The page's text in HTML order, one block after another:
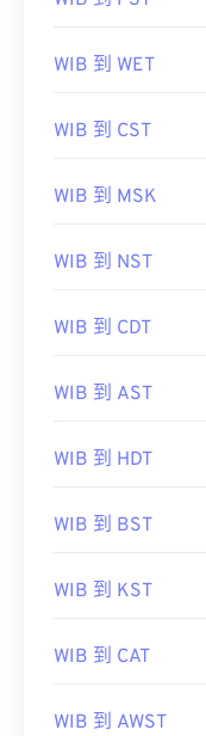
WIB 到 WET
WIB 到 CST
WIB 到 MSK
WIB 到 NST
WIB 到 CDT
WIB 到 AST
WIB 到 HDT
WIB 到 BST
WIB 到 KST
WIB 到 CAT
WIB 到 AWST